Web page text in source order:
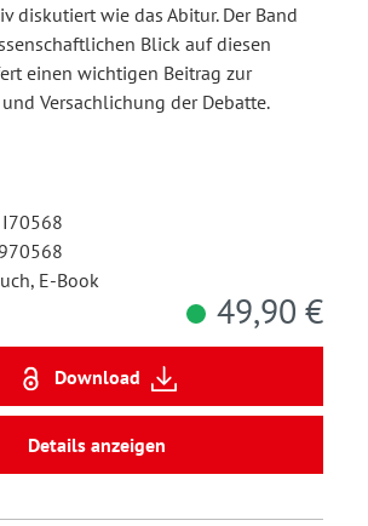
diskutiert wie das Abitur. Der Band
Blick auf diesen
einen wichtigen Beitrag zur
Versachlichung der Debatte.
E-Book
49,90 €
Download
Details anzeigen